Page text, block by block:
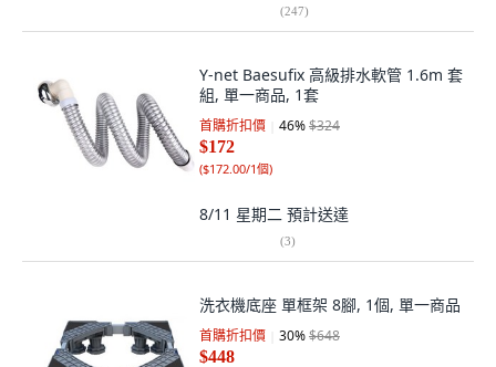
(247)
Y-net Baesufix 高級排水軟管 1.6m 套
組, 單一商品, 1套
首購折扣價 46%$324
$172
($172.00/1個)
8/11 星期二 預計送達
(3)
洗衣機底座 單框架 8腳, 1個, 單一商品
首購折扣價 30%$648
$448